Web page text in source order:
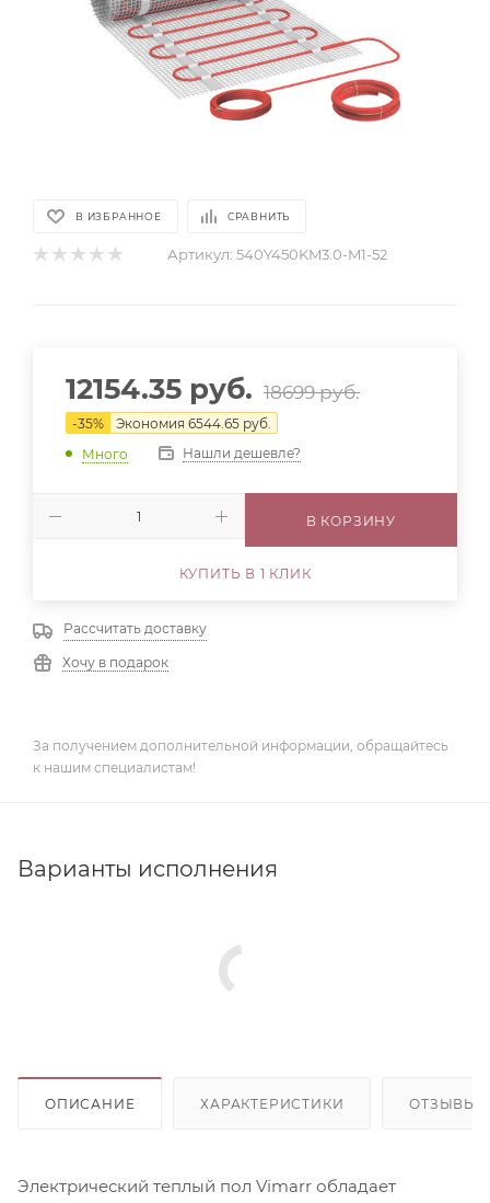
В ИЗБРАННОЕ СРАВНИТЬ
Артикул: 540Y450KM3.0-M1-52
12154.35 руб. 18699руб.
-35% Экономия 6544.65 руб.
Много
Нашли дешевле?
В КОРЗИНУ
КУПИТЬ В 1 КЛИК
Рассчитать доставку
Хочу в подарок
За получением дополнительной информации, обращайтесь
к нашим специалистам!
Варианты исполнения
ОПИСАНИЕ ХАРАКТЕРИСТИКИ ОТЗЫВЫ
Электрический теплый пол Vimarr обладает